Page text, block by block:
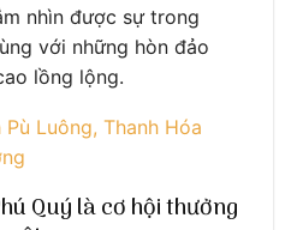
nhìn được sự trong
với những hòn đảo
lồng lộng.
Luông, Thanh Hóa
Quý là cơ hội thưởng